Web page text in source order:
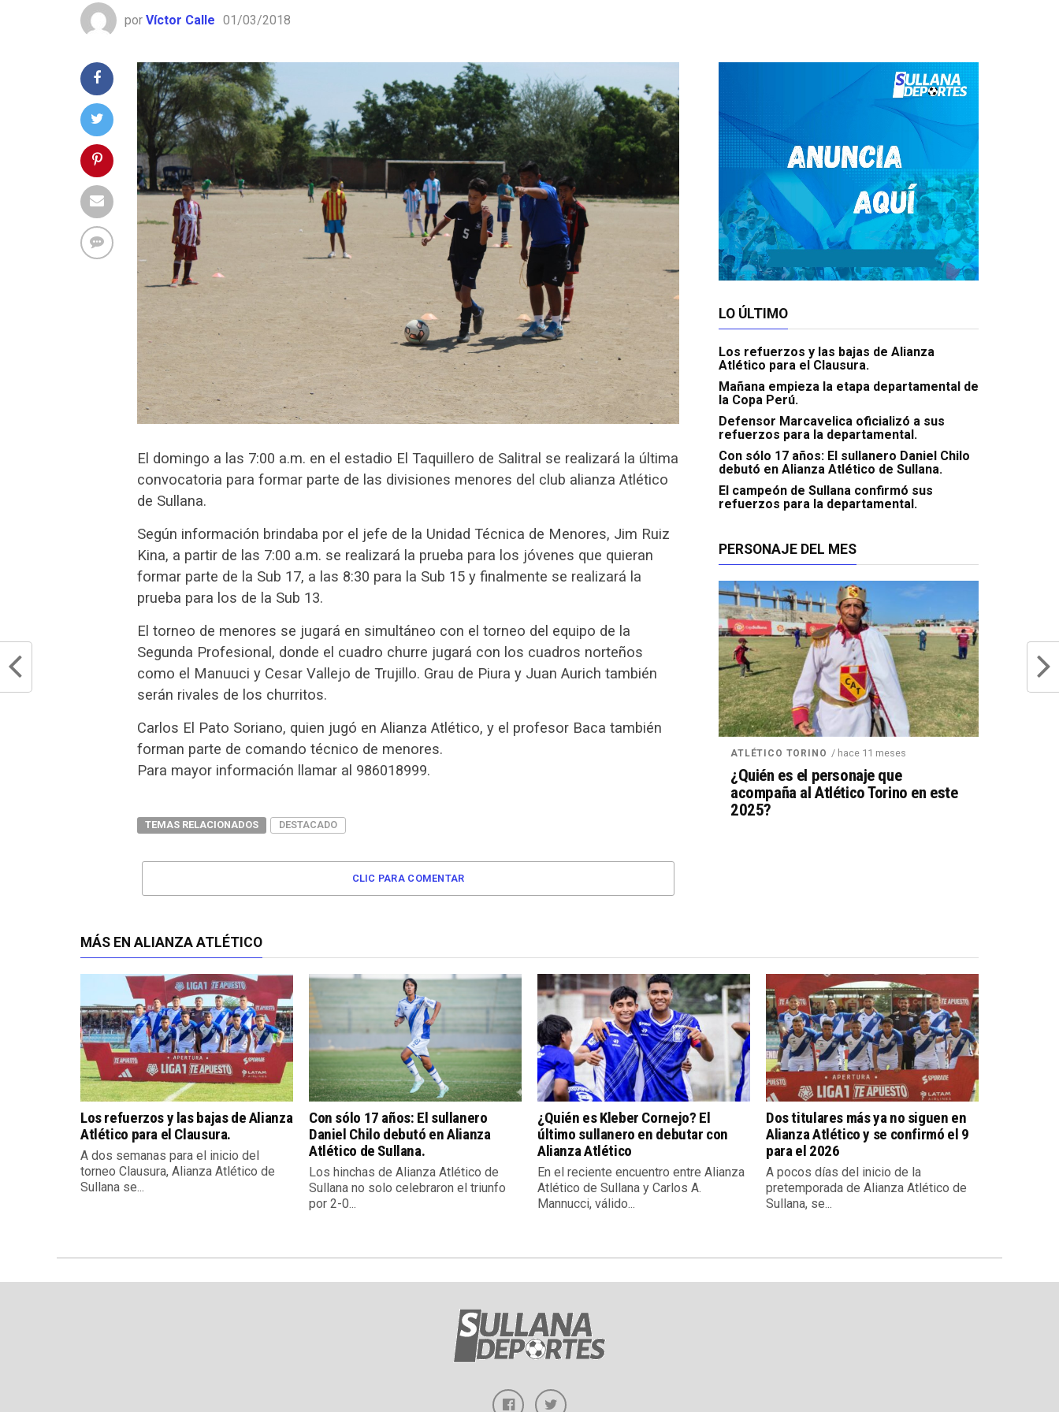
por Víctor Calle 01/03/2018
El domingo a las 7:00 a.m. en el estadio El Taquillero de Salitral se realizará la última
convocatoria para formar parte de las divisiones menores del club alianza Atlético
de Sullana.
Según información brindaba por el jefe de la Unidad Técnica de Menores, Jim Ruiz
Kina, a partir de las 7:00 a.m. se realizará la prueba para los jóvenes que quieran
formar parte de la Sub 17, a las 8:30 para la Sub 15 y finalmente se realizará la
prueba para los de la Sub 13.
El torneo de menores se jugará en simultáneo con el torneo del equipo de la
Segunda Profesional, donde el cuadro churre jugará con los cuadros norteños
como el Manuuci y Cesar Vallejo de Trujillo. Grau de Piura y Juan Aurich también
serán rivales de los churritos.
Carlos El Pato Soriano, quien jugó en Alianza Atlético, y el profesor Baca también
forman parte de comando técnico de menores.
Para mayor información llamar al 986018999.
TEMAS RELACIONADOS DESTACADO
CLIC PARA COMENTAR
LO ÚLTIMO
Los refuerzos y las bajas de Alianza
Atlético para el Clausura.
Mañana empieza la etapa departamental de
la Copa Perú.
Defensor Marcavelica oficializó a sus
refuerzos para la departamental.
Con sólo 17 años: El sullanero Daniel Chilo
debutó en Alianza Atlético de Sullana.
El campeón de Sullana confirmó sus
refuerzos para la departamental.
PERSONAJE DEL MES
ATLÉTICO TORINO / hace 11 meses
¿Quién es el personaje que
acompaña al Atlético Torino en este
2025?
MÁS EN ALIANZA ATLÉTICO
Los refuerzos y las bajas de Alianza
Atlético para el Clausura.
A dos semanas para el inicio del
torneo Clausura, Alianza Atlético de
Sullana se...
Con sólo 17 años: El sullanero
Daniel Chilo debutó en Alianza
Atlético de Sullana.
Los hinchas de Alianza Atlético de
Sullana no solo celebraron el triunfo
por 2-0...
¿Quién es Kleber Cornejo? El
último sullanero en debutar con
Alianza Atlético
En el reciente encuentro entre Alianza
Atlético de Sullana y Carlos A.
Mannucci, válido...
Dos titulares más ya no siguen en
Alianza Atlético y se confirmó el 9
para el 2026
A pocos días del inicio de la
pretemporada de Alianza Atlético de
Sullana, se...